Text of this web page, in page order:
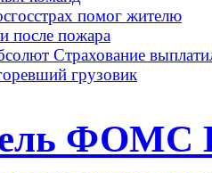
помог жителю
после пожара
Страхование
грузовик
ФОМС